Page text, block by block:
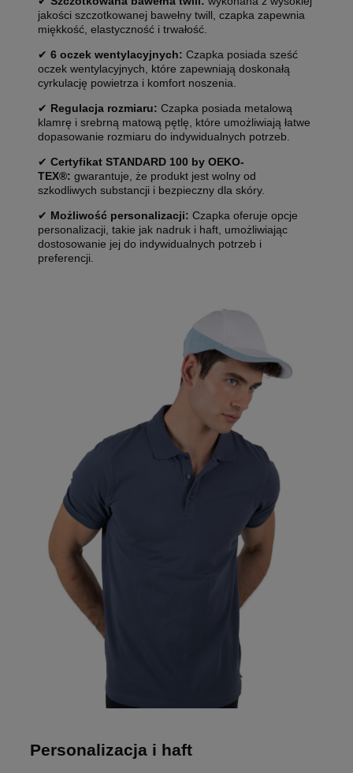
jakości szczotkowanej bawełny twill, czapka zapewnia
miękkość, elastyczność i trwałość.
✔ 6 oczek wentylacyjnych: Czapka posiada sześć
oczek wentylacyjnych, które zapewniają doskonałą
cyrkulację powietrza i komfort noszenia.
✔ Regulacja rozmiaru: Czapka posiada metalową
klamrę i srebrną matową pętlę, które umożliwiają łatwe
dopasowanie rozmiaru do indywidualnych potrzeb.
✔ Certyfikat STANDARD 100 by OEKO-
TEX®: gwarantuje, że produkt jest wolny od
szkodliwych substancji i bezpieczny dla skóry.
✔ Możliwość personalizacji: Czapka oferuje opcje
personalizacji, takie jak nadruk i haft, umożliwiając
dostosowanie jej do indywidualnych potrzeb i
preferencji.
Personalizacja i haft